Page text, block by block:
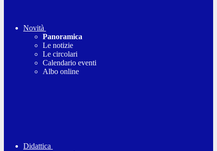
Novità
Panoramica
Le notizie
Le circolari
Calendario eventi
Albo online
Didattica